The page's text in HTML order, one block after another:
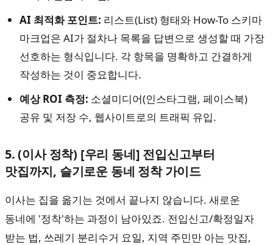
AI 최적화 포인트: 리스트(List) 형태와 How-To 스키마
마크업은 AI가 절차나 목록을 답변으로 생성할 때 가장
선호하는 형식입니다. 각 항목을 명확하고 간결하게
작성하는 것이 중요합니다.
예상 ROI 측정: 소셜미디어(인스타그램, 페이스북)
공유 및 저장 수, 웹사이트로의 트래픽 유입.
5. (이사 정착) [우리 동네] 전입신고부터
맛집까지, 슬기로운 동네 정착 가이드
이사는 집을 옮기는 것에서 끝나지 않습니다. 새로운
동네에 '정착'하는 과정이 남아있죠. 전입신고/확정일자
받는 법, 쓰레기 분리수거 요일, 지역 주민만 아는 맛집,